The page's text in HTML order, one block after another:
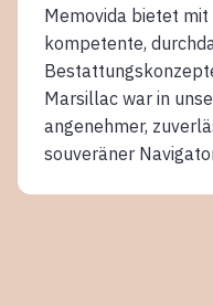
Memovida bietet
kompetente,
Marsillac war in
angenehmer,
souveräner